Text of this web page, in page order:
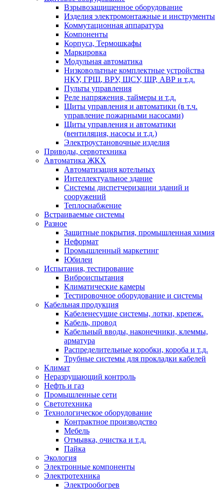
Взрывозащищенное оборудование
Изделия электромонтажные и инструменты
Коммутационная аппаратура
Компоненты
Корпуса, Термошкафы
Маркировка
Модульная автоматика
Низковольтные комплектные устройства
НКУ, ГРЩ, ВРУ, ЩСУ, ШР, АВР и т.д.
Пульты управления
Реле напряжения, таймеры и т.д.
Щиты управления и автоматики (в т.ч.
управление пожарными насосами)
Щиты управления и автоматики
(вентиляция, насосы и т.д.)
Электроустановочные изделия
Приводы, сервотехника
Автоматика ЖКХ
Автоматизация котельных
Интеллектуальное здание
Системы диспетчеризации зданий и
сооружений
Теплоснабжение
Встраиваемые системы
Разное
Защитные покрытия, промышленная химия
Неформат
Промышленный маркетинг
Юбилеи
Испытания, тестирование
Виброиспытания
Климатические камеры
Тестировочное оборудование и системы
Кабельная продукция
Кабеленесущие системы, лотки, крепеж.
Кабель, провод
Кабельный вводы, наконечники, клеммы,
арматура
Распределительные коробки, короба и т.д.
Трубные системы для прокладки кабелей
Климат
Неразрушающий контроль
Нефть и газ
Промышленные сети
Светотехника
Технологическое оборудование
Контрактное производство
Мебель
Отмывка, очистка и т.д.
Пайка
Экология
Электронные компоненты
Электротехника
Электрообогрев